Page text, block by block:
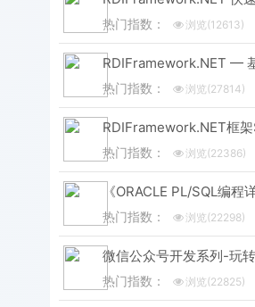
热门指数：
浏览(12613)
热门指数：
浏览(27814)
热门指数：
浏览(22386)
热门指数：
浏览(22298)
热门指数：
浏览(22825)